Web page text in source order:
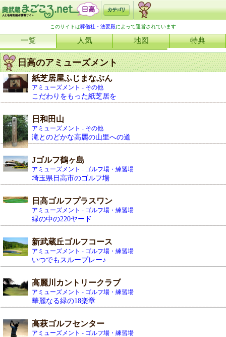
このサイトは葬儀社・法要殿によって運営されています
一覧 人気 地図 特典
日高のアミューズメント
紙芝居屋ふじまなぶん
アミューズメント - その他
こだわりをもった紙芝居を
日和田山
アミューズメント - その他
滝とのどかな高麗の山里への道
Jゴルフ鶴ヶ島
アミューズメント - ゴルフ場・練習場
埼玉県日高市のゴルフ場
日高ゴルフプラスワン
アミューズメント - ゴルフ場・練習場
緑の中の220ヤード
新武蔵丘ゴルフコース
アミューズメント - ゴルフ場・練習場
いつでもスループレー♪
高麗川カントリークラブ
アミューズメント - ゴルフ場・練習場
華麗なる緑の18楽章
高萩ゴルフセンター
アミューズメント - ゴルフ場・練習場